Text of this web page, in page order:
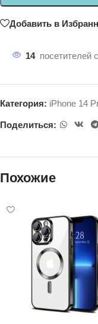
Добавить в
14 посетителей
Категория: iPhone 14
Поделиться:
Похожие